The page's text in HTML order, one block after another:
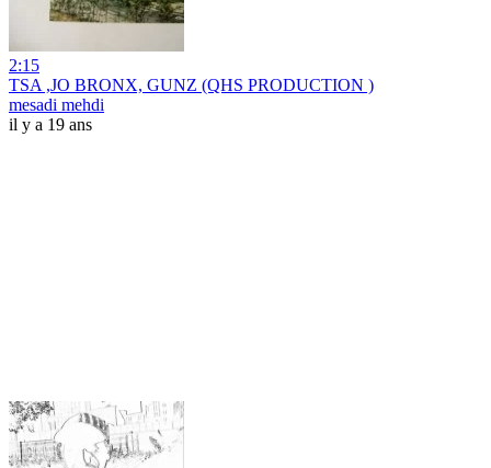
2:15
TSA ,JO BRONX, GUNZ (QHS PRODUCTION )
mesadi mehdi
il y a 19 ans